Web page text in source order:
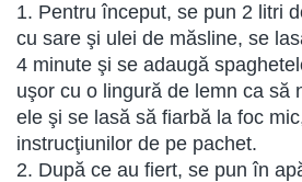
1. Pentru început, se pun 2 litri
cu sare şi ulei de măsline, se
4 minute şi se adaugă
uşor cu o lingură de lemn ca să
ele şi se lasă să fiarbă la foc
instrucţiunilor de pe pachet.
2. După ce au fiert, se pun în